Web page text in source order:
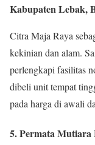
Kabupaten Lebak,
Citra Maja Raya
kekinian dan alam.
perlengkapi fasilitas
dibeli unit tempat
pada harga di awali
5. Permata Mutiara